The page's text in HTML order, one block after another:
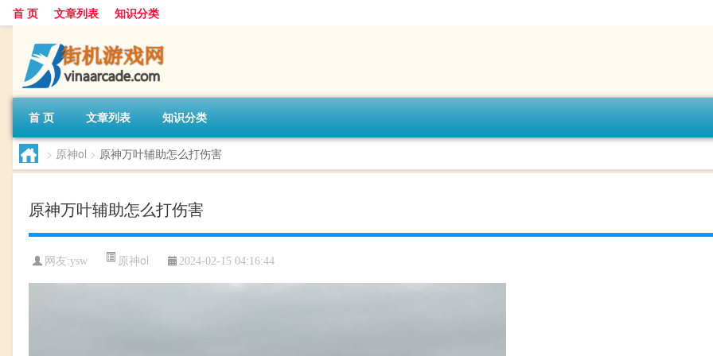
首 页 文章列表 知识分类
首 页 文章列表 知识分类
> 原神ol > 原神万叶辅助怎么打伤害
原神万叶辅助怎么打伤害
网友:ysw 原神ol 2024-02-15 04:16:44